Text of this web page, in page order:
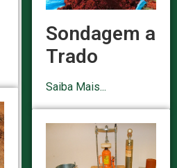
Sondagem a
Trado
Saiba Mais...